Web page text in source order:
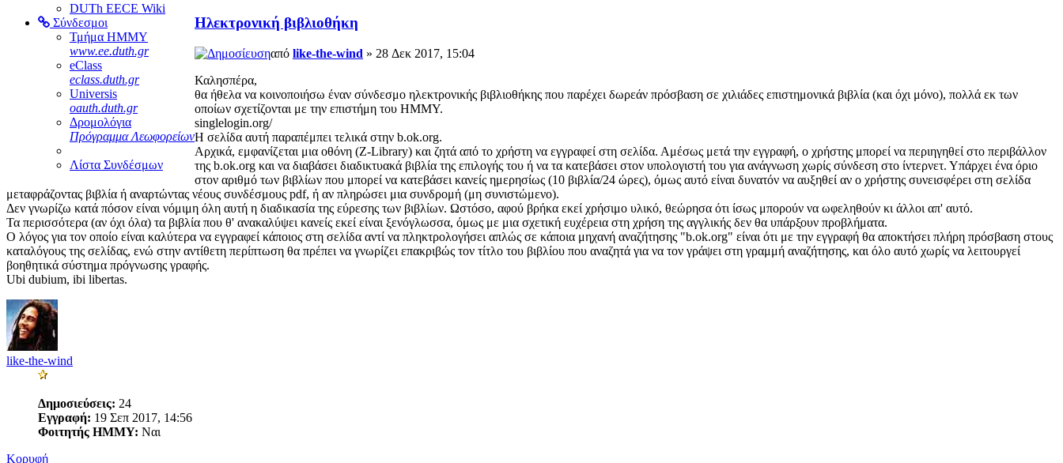
DUTh EECE Wiki
Σύνδεσμοι
Τμήμα ΗΜΜΥ
www.ee.duth.gr
eClass
eclass.duth.gr
Universis
oauth.duth.gr
Δρομολόγια
Πρόγραμμα Λεωφορείων
Λίστα Συνδέσμων
Ηλεκτρονική βιβλιοθήκη
από like-the-wind » 28 Δεκ 2017, 15:04
Καλησπέρα,
θα ήθελα να κοινοποιήσω έναν σύνδεσμο ηλεκτρονικής βιβλιοθήκης που παρέχει δωρεάν πρόσβαση σε χιλιάδες επιστημονικά βιβλία (και όχι μόνο), πολλά εκ των
οποίων σχετίζονται με την επιστήμη του ΗΜΜΥ.
singlelogin.org/
Η σελίδα αυτή παραπέμπει τελικά στην b.ok.org.
Αρχικά, εμφανίζεται μια οθόνη (Z-Library) και ζητά από το χρήστη να εγγραφεί στη σελίδα. Αμέσως μετά την εγγραφή, ο χρήστης μπορεί να περιηγηθεί στο περιβάλλον
της b.ok.org και να διαβάσει διαδικτυακά βιβλία της επιλογής του ή να τα κατεβάσει στον υπολογιστή του για ανάγνωση χωρίς σύνδεση στο ίντερνετ. Υπάρχει ένα όριο
στον αριθμό των βιβλίων που μπορεί να κατεβάσει κανείς ημερησίως (10 βιβλία/24 ώρες), όμως αυτό είναι δυνατόν να αυξηθεί αν ο χρήστης συνεισφέρει στη σελίδα
μεταφράζοντας βιβλία ή αναρτώντας νέους συνδέσμους pdf, ή αν πληρώσει μια συνδρομή (μη συνιστώμενο).
Δεν γνωρίζω κατά πόσον είναι νόμιμη όλη αυτή η διαδικασία της εύρεσης των βιβλίων. Ωστόσο, αφού βρήκα εκεί χρήσιμο υλικό, θεώρησα ότι ίσως μπορούν να ωφεληθούν κι άλλοι απ' αυτό.
Τα περισσότερα (αν όχι όλα) τα βιβλία που θ' ανακαλύψει κανείς εκεί είναι ξενόγλωσσα, όμως με μια σχετική ευχέρεια στη χρήση της αγγλικής δεν θα υπάρξουν προβλήματα.
Ο λόγος για τον οποίο είναι καλύτερα να εγγραφεί κάποιος στη σελίδα αντί να πληκτρολογήσει απλώς σε κάποια μηχανή αναζήτησης "b.ok.org" είναι ότι με την εγγραφή θα αποκτήσει πλήρη πρόσβαση στους
καταλόγους της σελίδας, ενώ στην αντίθετη περίπτωση θα πρέπει να γνωρίζει επακριβώς τον τίτλο του βιβλίου που αναζητά για να τον γράψει στη γραμμή αναζήτησης, και όλο αυτό χωρίς να λειτουργεί
βοηθητικά σύστημα πρόγνωσης γραφής.
Ubi dubium, ibi libertas.
like-the-wind
Δημοσιεύσεις: 24
Εγγραφή: 19 Σεπ 2017, 14:56
Φοιτητής ΗΜΜΥ: Ναι
Κορυφή